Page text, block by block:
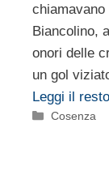
chiamavano
Biancolino,
onori delle
un gol
Leggi il resto
Categorie
Cosenza